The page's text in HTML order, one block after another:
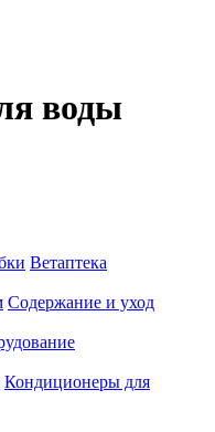
воды
Ветаптека
Содержание и уход
Кондиционеры для